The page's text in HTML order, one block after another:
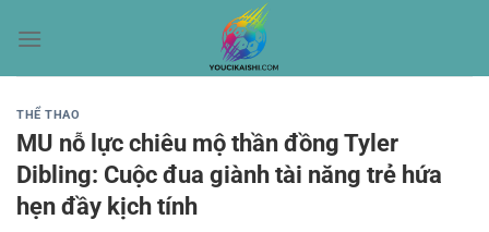
qua
THỂ THAO
MU nỗ lực chiêu mộ thần đồng Tyler
Dibling: Cuộc đua giành tài năng trẻ hứa
hẹn đầy kịch tính